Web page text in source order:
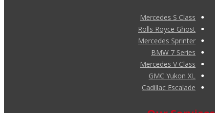
Mercedes S Class
Rolls Royce Ghost
Mercedes Sprinter
BMW 7 Series
Mercedes V Class
GMC Yukon XL
Cadillac Escalade